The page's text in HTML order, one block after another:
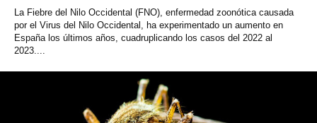
La Fiebre del Nilo Occidental (FNO), enfermedad zoonótica causada
por el Virus del Nilo Occidental, ha experimentado un aumento en
España los últimos años, cuadruplicando los casos del 2022 al
2023....